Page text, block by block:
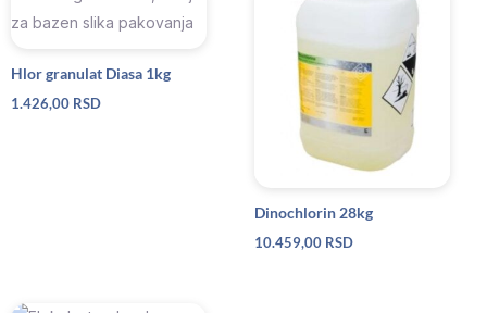
Hlor granulat Diasa 1kg
1.426,00 RSD
Dinochlorin 28kg
10.459,00 RSD